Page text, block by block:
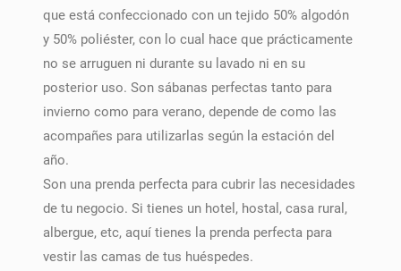
que está confeccionado con un tejido 50% algodón
y 50% poliéster, con lo cual hace que prácticamente
no se arruguen ni durante su lavado ni en su
posterior uso. Son sábanas perfectas tanto para
invierno como para verano, depende de como las
acompañes para utilizarlas según la estación del
año.
Son una prenda perfecta para cubrir las necesidades
de tu negocio. Si tienes un hotel, hostal, casa rural,
albergue, etc, aquí tienes la prenda perfecta para
vestir las camas de tus huéspedes.